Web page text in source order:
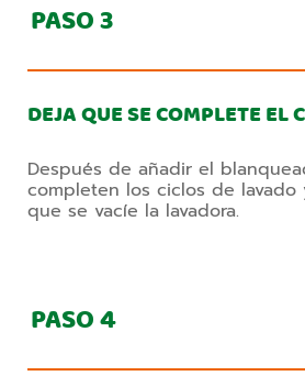
PASO3
DEJA QUE SE COMPLETE EL
Después de añadir el
completen los ciclos de
que se vacíe la lavadora.
PASO4